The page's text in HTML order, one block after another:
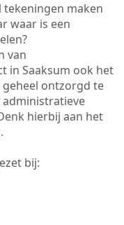
tekeningen maken
waar is een
van
in Saaksum ook het
ontzorgd te
hierbij aan het
bij: